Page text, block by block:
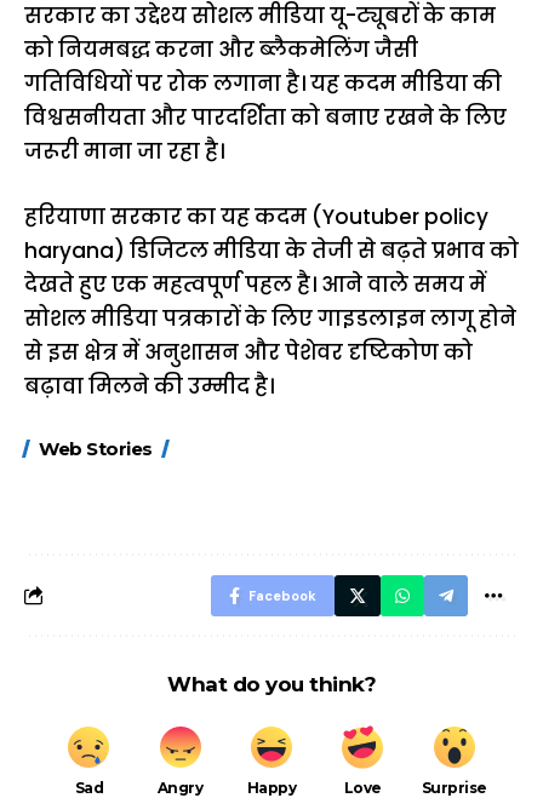
सरकार का उद्देश्य सोशल मीडिया यू-ट्यूबरों के काम
को नियमबद्ध करना और ब्लैकमेलिंग जैसी
गतिविधियों पर रोक लगाना है। यह कदम मीडिया की
विश्वसनीयता और पारदर्शिता को बनाए रखने के लिए
जरूरी माना जा रहा है।
हरियाणा सरकार का यह कदम (Youtuber policy
haryana) डिजिटल मीडिया के तेजी से बढ़ते प्रभाव को
देखते हुए एक महत्वपूर्ण पहल है। आने वाले समय में
सोशल मीडिया पत्रकारों के लिए गाइडलाइन लागू होने
से इस क्षेत्र में अनुशासन और पेशेवर दृष्टिकोण को
बढ़ावा मिलने की उम्मीद है।
Web Stories
FASTag के ये नए
Facebook
What do you think?
Sad Angry Happy Love Surprise